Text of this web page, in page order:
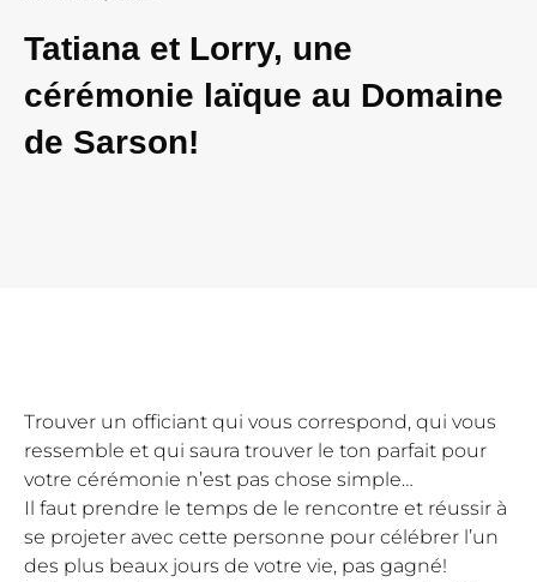
Tatiana et Lorry, une
cérémonie laïque au Domaine
de Sarson!
Trouver un officiant qui vous correspond, qui vous
ressemble et qui saura trouver le ton parfait pour
votre cérémonie n’est pas chose simple…
Il faut prendre le temps de le rencontre et réussir à
se projeter avec cette personne pour célébrer l’un
des plus beaux jours de votre vie, pas gagné!